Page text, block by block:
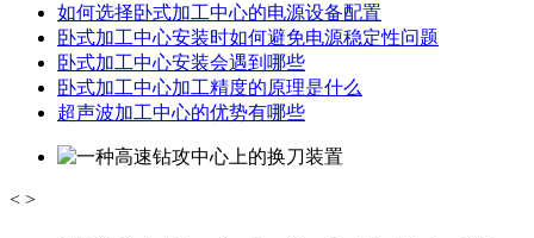
如何选择卧式加工中心的电源设备配置
卧式加工中心安装时如何避免电源稳定性问题
卧式加工中心安装会遇到哪些
卧式加工中心加工精度的原理是什么
超声波加工中心的优势有哪些
< >